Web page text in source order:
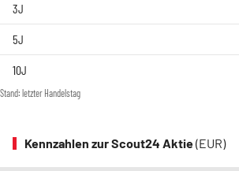
3J
5J
10J
Stand: letzter Handelstag
Kennzahlen zur Scout24 Aktie(EUR)